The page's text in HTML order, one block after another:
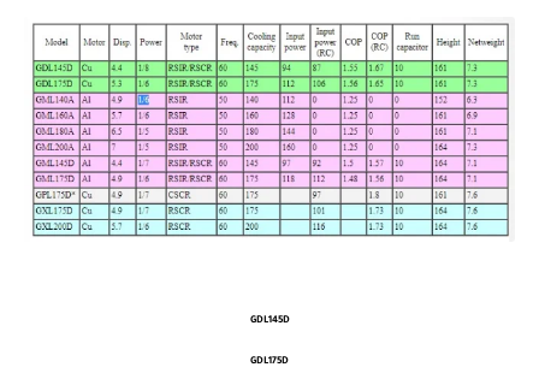
GDL145D
GDL175D